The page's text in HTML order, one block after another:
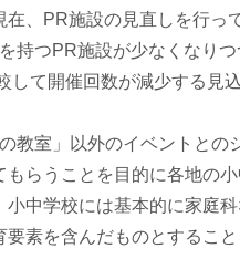
、PR施設の見直しを行っ
持つPR施設が少なくなりつ
して開催回数が減少する見
室」以外のイベントとの
らうことを目的に各地の
中学校には基本的に家庭
素を含んだものとするこ